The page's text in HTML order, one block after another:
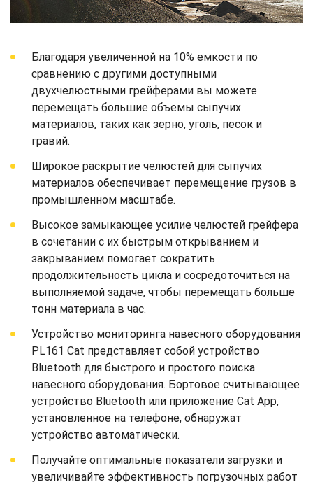
Благодаря увеличенной на 10% емкости по
сравнению с другими доступными
двухчелюстными грейферами вы можете
перемещать большие объемы сыпучих
материалов, таких как зерно, уголь, песок и
гравий.
Широкое раскрытие челюстей для сыпучих
материалов обеспечивает перемещение грузов в
промышленном масштабе.
Высокое замыкающее усилие челюстей грейфера
в сочетании с их быстрым открыванием и
закрыванием помогает сократить
продолжительность цикла и сосредоточиться на
выполняемой задаче, чтобы перемещать больше
тонн материала в час.
Устройство мониторинга навесного оборудования
PL161 Cat представляет собой устройство
Bluetooth для быстрого и простого поиска
навесного оборудования. Бортовое считывающее
устройство Bluetooth или приложение Cat App,
установленное на телефоне, обнаружат
устройство автоматически.
Получайте оптимальные показатели загрузки и
увеличивайте эффективность погрузочных работ